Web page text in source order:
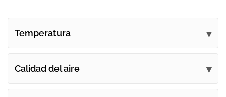
Temperatura
Calidad del aire